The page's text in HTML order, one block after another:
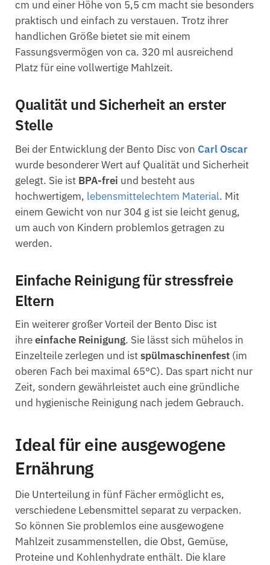
cm und einer Höhe von 5,5 cm macht sie besonders
praktisch und einfach zu verstauen. Trotz ihrer
handlichen Größe bietet sie mit einem
Fassungsvermögen von ca. 320 ml ausreichend
Platz für eine vollwertige Mahlzeit.
Qualität und Sicherheit an erster
Stelle
Bei der Entwicklung der Bento Disc von Carl Oscar
wurde besonderer Wert auf Qualität und Sicherheit
gelegt. Sie ist BPA-frei und besteht aus
hochwertigem, lebensmittelechtem Material. Mit
einem Gewicht von nur 304 g ist sie leicht genug,
um auch von Kindern problemlos getragen zu
werden.
Einfache Reinigung für stressfreie
Eltern
Ein weiterer großer Vorteil der Bento Disc ist
ihreeinfache Reinigung. Sie lässt sich mühelos in
Einzelteile zerlegen und istspülmaschinenfest (im
oberen Fach bei maximal 65°C). Das spart nicht nur
Zeit, sondern gewährleistet auch eine gründliche
und hygienische Reinigung nach jedem Gebrauch.
Ideal für eine ausgewogene
Ernährung
Die Unterteilung in fünf Fächer ermöglicht es,
verschiedene Lebensmittel separat zu verpacken.
So können Sie problemlos eine ausgewogene
Mahlzeit zusammenstellen, die Obst, Gemüse,
Proteine und Kohlenhydrate enthält. Die klare